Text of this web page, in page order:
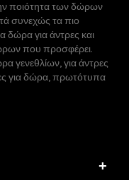
ποιότητα των δώρων
συνεχώς τα πιο
δώρα για άντρες και
που προσφέρει.
γενεθλίων, για άντρες
για δώρα, πρωτότυπα
+